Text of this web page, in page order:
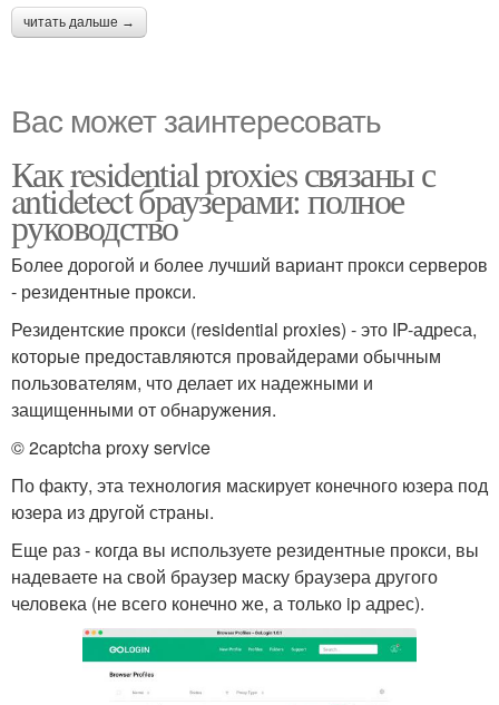
читать дальше →
Вас может заинтересовать
Как residential proxies связаны с
antidetect браузерами: полное
руководство
Более дорогой и более лучший вариант прокси серверов
- резидентные прокси.
Резидентские прокси (residential proxies) - это IP-адреса,
которые предоставляются провайдерами обычным
пользователям, что делает их надежными и
защищенными от обнаружения.
© 2captcha proxy service
По факту, эта технология маскирует конечного юзера под
юзера из другой страны.
Еще раз - когда вы используете резидентные прокси, вы
надеваете на свой браузер маску браузера другого
человека (не всего конечно же, а только ip адрес).